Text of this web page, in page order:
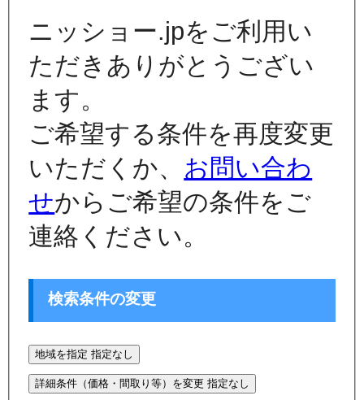
ニッショー.jpをご利用い
ただきありがとうござい
ます。
ご希望する条件を再度変更
いただくか、 お問い合わ
せからご希望の条件をご
連絡ください。
検索条件の変更
地域を指定 指定なし
詳細条件（価格・間取り等）を変更 指定なし